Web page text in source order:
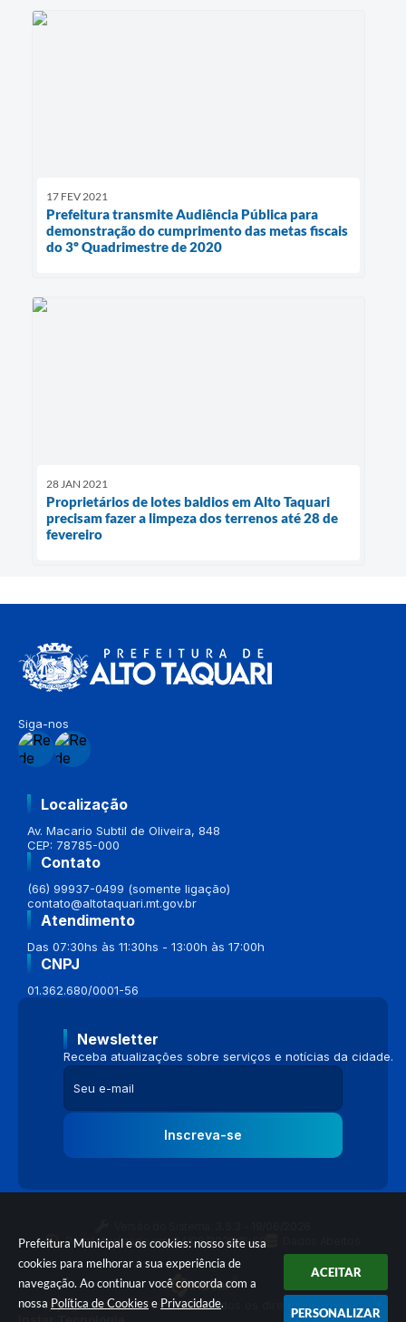
Prefeitura Municipal e os cookies: nosso site usa
cookies para melhorar a sua experiência de
navegação. Ao continuar você concorda com a
nossa Política de Cookies e Privacidade.
ACEITAR
PERSONALIZAR
17 FEV 2021
Prefeitura transmite Audiência Pública para
demonstração do cumprimento das metas fiscais
do 3º Quadrimestre de 2020
28 JAN 2021
Proprietários de lotes baldios em Alto Taquari
precisam fazer a limpeza dos terrenos até 28 de
fevereiro
Siga-nos
Localização
Av. Macario Subtil de Oliveira, 848
CEP: 78785-000
Contato
(66) 99937-0499 (somente ligação)
contato@altotaquari.mt.gov.br
Atendimento
Das 07:30hs às 11:30hs - 13:00h às 17:00h
CNPJ
01.362.680/0001-56
Newsletter
Receba atualizações sobre serviços e notícias da cidade.
Inscreva-se
Portal atualizado em:04/08/2026 16:58
© Copyright Instar - 2006-2026. Todos os direitos reservados -